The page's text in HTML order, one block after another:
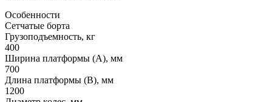
Особенности
Сетчатые борта
Грузоподъемность, кг
400
Ширина платформы (А), мм
700
Длина платформы (В), мм
1200